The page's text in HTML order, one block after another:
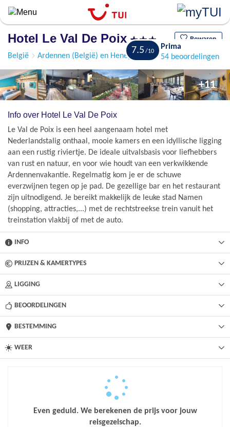
Overslaan
en
algemene
inhoud
gaan
Hotel Le Val De Poix Bewaren
België Ardennen (België) en Henegouwen Poix-St-Hubert
7.5
Prima
54 beoordelingen
+11
Info over Hotel Le Val De Poix
Le Val de Poix is een heel aangenaam hotel met
Nederlandstalig onthaal, mooie kamers en een idyllische ligging
aan een rustig riviertje. De ideale uitvalsbasis voor liefhebbers
van rust en natuur, en voor wie houdt van een verkwikkende
Ardennenvakantie. Regelmatig kom je er de schuwe
everzwijnen tegen op je pad. De gezellige bar en het restaurant
zijn uitnodigend. Je bereikt makkelijk de leuke stad Namen
(shopping, attracties,...) met de rechtstreekse trein vanuit het
treinstation vlakbij of met de auto.
INFO
PRIJZEN & KAMERTYPES
LIGGING
BEOORDELINGEN
BESTEMMING
WEER
Even geduld. We berekenen de prijs voor jouw
reisgezelschap.